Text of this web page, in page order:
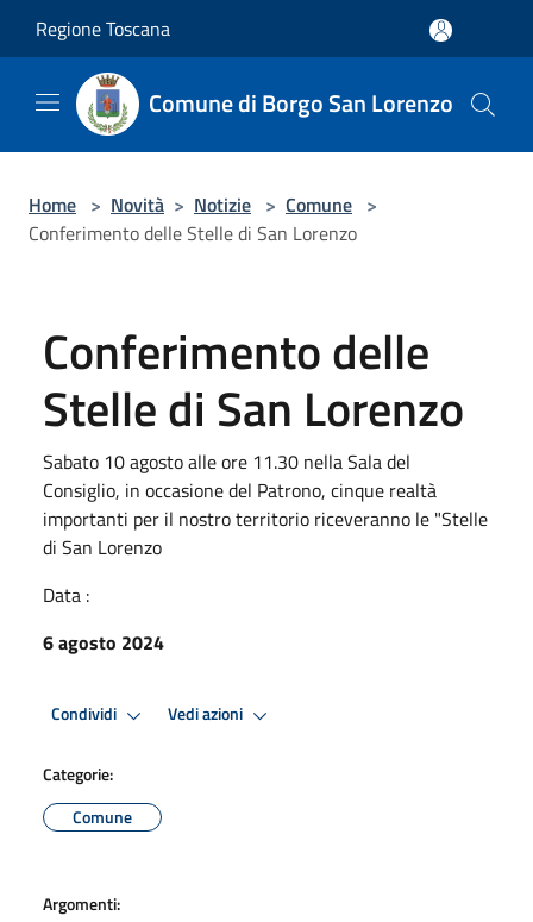
Regione Toscana
Comune di Borgo San Lorenzo
Home > Novità > Notizie > Comune >
Conferimento delle Stelle di San Lorenzo
Conferimento delle
Stelle di San Lorenzo
Sabato 10 agosto alle ore 11.30 nella Sala del
Consiglio, in occasione del Patrono, cinque realtà
importanti per il nostro territorio riceveranno le "Stelle
di San Lorenzo
Data :
6 agosto 2024
Condividi Vedi azioni
Categorie:
Comune
Argomenti: